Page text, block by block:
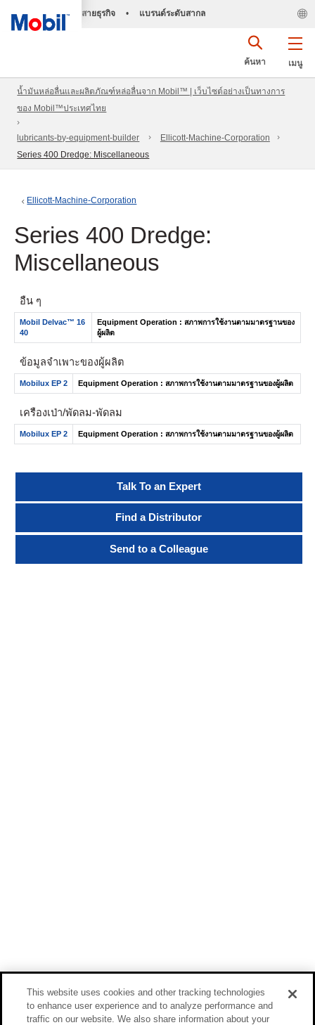
สายธุรกิจ • แบรนด์ระดับสากล
เมนู
ค้นหา
น้ำมันหล่อลื่นและผลิตภัณฑ์หล่อลื่นจาก Mobil™ | เว็บไซต์อย่างเป็นทางการ
ของ Mobil™ประเทศไทย
lubricants-by-equipment-builder
Ellicott-Machine-Corporation
Series 400 Dredge: Miscellaneous
Ellicott-Machine-Corporation
Series 400 Dredge:
Miscellaneous
อื่น ๆ
Mobil Delvac™ 16
40
Equipment Operation : สภาพการใช้งานตามมาตรฐานของ
ผู้ผลิต
ข้อมูลจำเพาะของผู้ผลิต
Mobilux EP 2 Equipment Operation : สภาพการใช้งานตามมาตรฐานของผู้ผลิต
เครื่องเป่า/พัดลม-พัดลม
Mobilux EP 2 Equipment Operation : สภาพการใช้งานตามมาตรฐานของผู้ผลิต
Talk To an Expert
Find a Distributor
Send to a Colleague
This website uses cookies and other tracking technologies
to enhance user experience and to analyze performance and
traffic on our website. We also share information about your